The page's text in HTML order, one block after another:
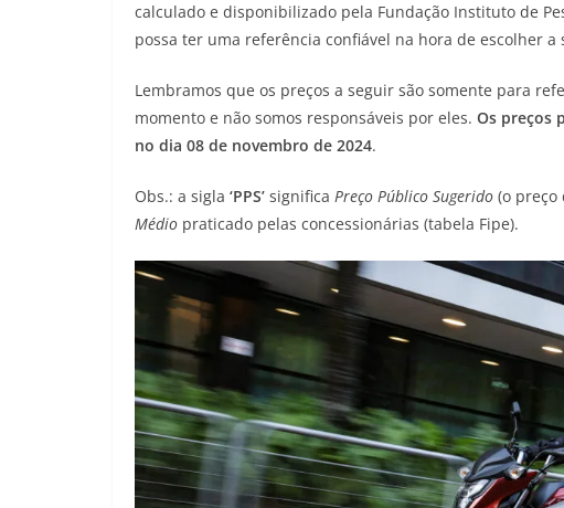
t
A
p
p
e
r
a
m
e
o
k
t
r
y
k
calculado e disponibilizado pela Fundação Instituto de
possa ter uma referência confiável na hora de escolher a
Lembramos que os preços a seguir são somente para
momento e não somos responsáveis por eles. Os preços
no dia 08 de novembro de 2024.
Obs.: a sigla ‘PPS’ significa Preço Público Sugerido (o preço
Médio praticado pelas concessionárias (tabela Fipe).